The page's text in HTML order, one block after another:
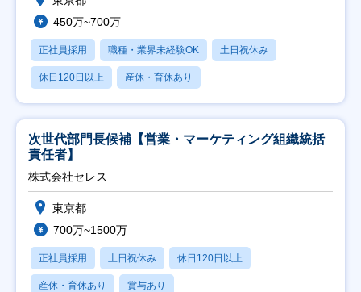
450万~700万
正社員採用 職種・業界未経験OK 土日祝休み
休日120日以上 産休・育休あり
次世代部門長候補【営業・マーケティング組織統括
責任者】
株式会社セレス
東京都
700万~1500万
正社員採用 土日祝休み 休日120日以上
産休・育休あり 賞与あり